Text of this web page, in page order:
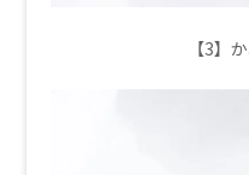
【3】